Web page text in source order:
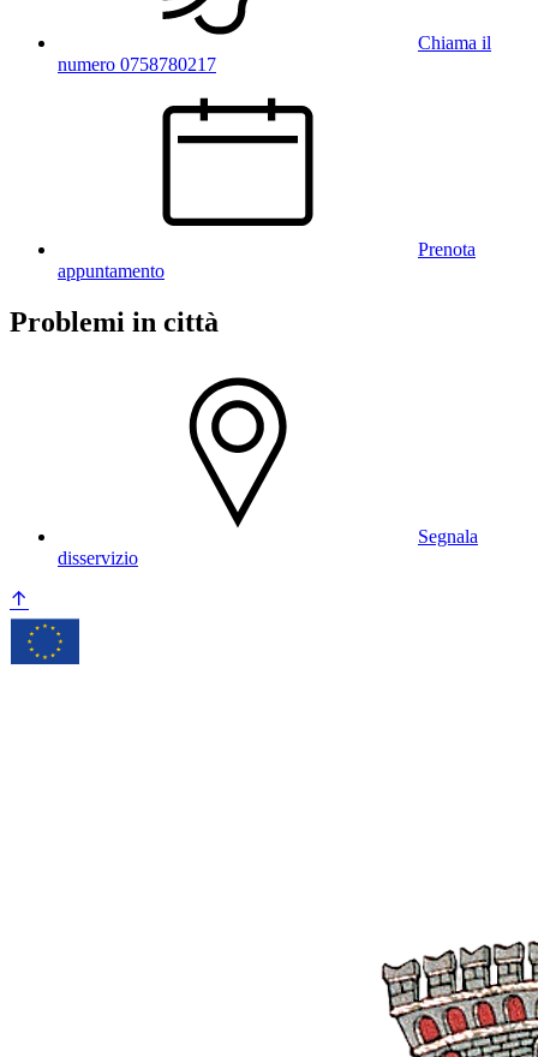
Chiama il
numero 0758780217
Prenota
appuntamento
Problemi in città
Segnala
disservizio